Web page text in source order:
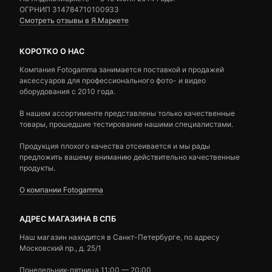
ОГРНИП 314784710100933
Смотреть отзывы в Я.Маркете
КОРОТКО О НАС
Компания Fotogamma занимается поставкой и продажей
аксессуаров для профессионального фото- и видео
оборудования с 2010 года.
В нашем ассортименте представлены только качественные
товары, прошедшие тестирование нашими специалистами.
Продукция плохого качества отсеивается и мы рады
предложить вашему вниманию действительно качественные
продукты.
О компании Fotogamma
АДРЕС МАГАЗИНА В СПБ
Наш магазин находится в Санкт-Петербурге, по адресу
Московский пр., д. 25/1
Понедельник-пятница 11:00 — 20:00